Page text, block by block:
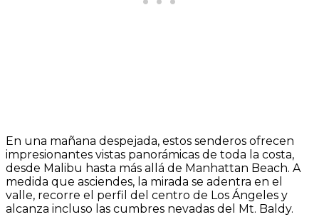
En una mañana despejada, estos senderos ofrecen
impresionantes vistas panorámicas de toda la costa,
desde Malibu hasta más allá de Manhattan Beach. A
medida que asciendes, la mirada se adentra en el
valle, recorre el perfil del centro de Los Ángeles y
alcanza incluso las cumbres nevadas del Mt. Baldy.